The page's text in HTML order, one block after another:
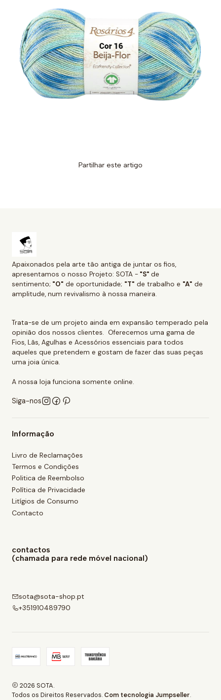
Partilhar este artigo
Apaixonados pela arte tão antiga de juntar os fios,
apresentamos o nosso Projeto: SOTA - "S" de
sentimento; "O" de oportunidade; "T" de trabalho e "A" de
amplitude, num revivalismo à nossa maneira.
Trata-se de um projeto ainda em expansão temperado pela
opinião dos nossos clientes. Oferecemos uma gama de
Fios, Lãs, Agulhas e Acessórios essenciais para todos
aqueles que pretendem e gostam de fazer das suas peças
uma joia única.
A nossa loja funciona somente online.
Siga-nos
Informação
Livro de Reclamações
Termos e Condições
Politica de Reembolso
Política de Privacidade
Litígios de Consumo
Contacto
contactos
(chamada para rede móvel nacional)
sota@sota-shop.pt
+351910489790
2026 SOTA.
Todos os Direitos Reservados. Com tecnologia Jumpseller.